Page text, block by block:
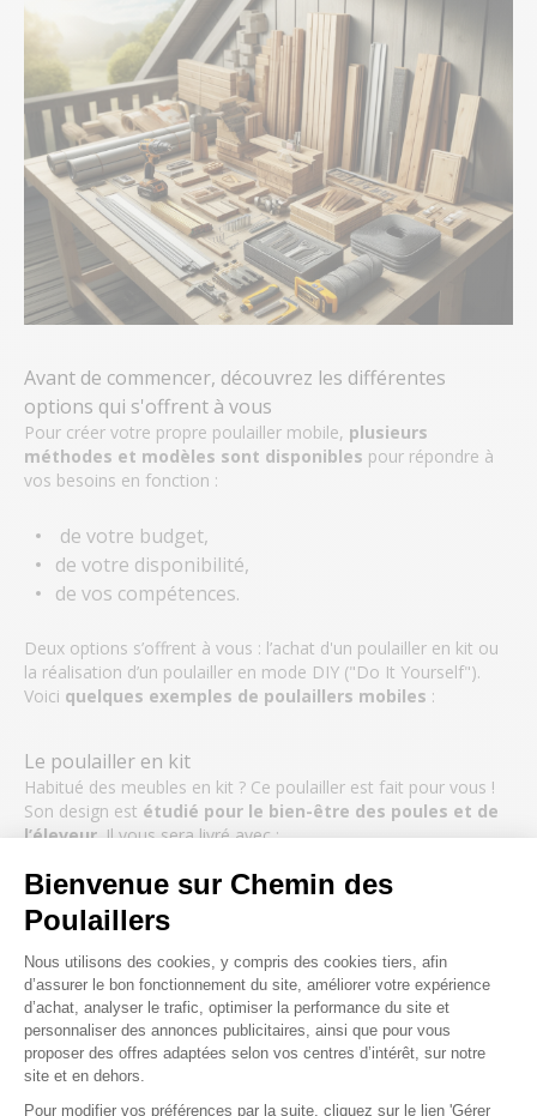
Bienvenue sur Chemin des
Poulaillers
Plateforme de Gestion du
Nous utilisons des cookies, y compris des cookies tiers, afin
d’assurer le bon fonctionnement du site, améliorer votre expérience
d’achat, analyser le trafic, optimiser la performance du site et
personnaliser des annonces publicitaires, ainsi que pour vous
proposer des offres adaptées selon vos centres d’intérêt, sur notre
site et en dehors.
Pour modifier vos préférences par la suite, cliquez sur le lien 'Gérer
Avant de commencer, découvrez les différentes
options qui s'offrent à vous
Pour créer votre propre poulailler mobile, plusieurs
méthodes et modèles sont disponibles pour répondre à
vos besoins en fonction :
de votre budget,
de votre disponibilité,
de vos compétences.
Deux options s’offrent à vous : l’achat d'un poulailler en kit ou
la réalisation d’un poulailler en mode DIY ("Do It Yourself").
Voici quelques exemples de poulaillers mobiles :
Le poulailler en kit
Habitué des meubles en kit ? Ce poulailler est fait pour vous !
Son design est étudié pour le bien-être des poules et de
l’éleveur. Il vous sera livré avec :
la notice de montage,
les planches pré-percées et les fenêtres intégrées,
tiroir à déjection...
toute la visserie nécessaire à son assemblage.
Il n’y a plus qu’à !